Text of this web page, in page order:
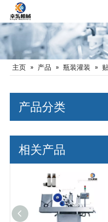
主页 » 产品 » 瓶装灌装 »
产品分类
相关产品